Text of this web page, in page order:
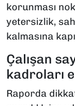
korunması
yetersizlik,
kalmasına
Çalışan
kadroları
Raporda